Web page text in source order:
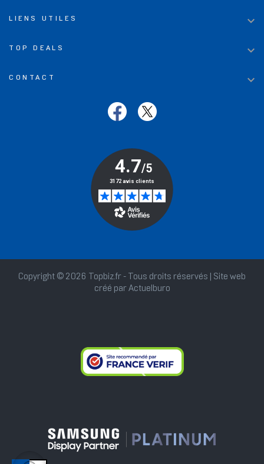
LIENS UTILES 
TOP DEALS 
CONTACT 
Copyright © 2026 Topbiz.fr - Tous droits réservés | Site web
créé par Actuelburo